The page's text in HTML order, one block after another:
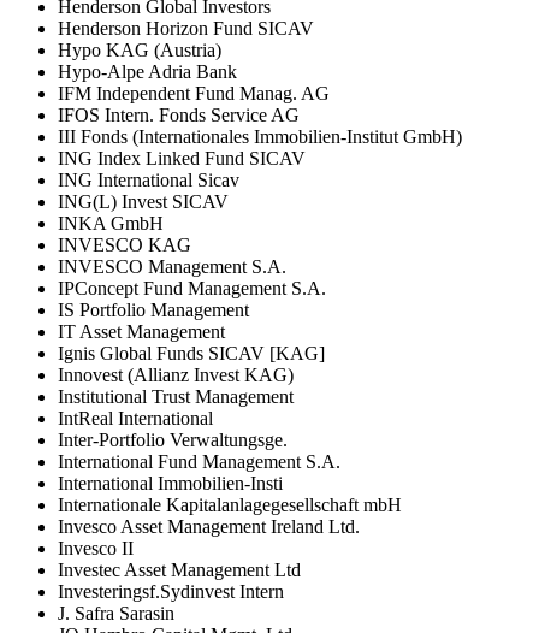
Henderson Global Investors
Henderson Horizon Fund SICAV
Hypo KAG (Austria)
Hypo-Alpe Adria Bank
IFM Independent Fund Manag. AG
IFOS Intern. Fonds Service AG
III Fonds (Internationales Immobilien-Institut GmbH)
ING Index Linked Fund SICAV
ING International Sicav
ING(L) Invest SICAV
INKA GmbH
INVESCO KAG
INVESCO Management S.A.
IPConcept Fund Management S.A.
IS Portfolio Management
IT Asset Management
Ignis Global Funds SICAV [KAG]
Innovest (Allianz Invest KAG)
Institutional Trust Management
IntReal International
Inter-Portfolio Verwaltungsge.
International Fund Management S.A.
International Immobilien-Insti
Internationale Kapitalanlagegesellschaft mbH
Invesco Asset Management Ireland Ltd.
Invesco II
Investec Asset Management Ltd
Investeringsf.Sydinvest Intern
J. Safra Sarasin